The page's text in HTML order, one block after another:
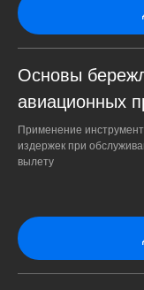
Основы
авиационных
Применение
издержек при
вылету